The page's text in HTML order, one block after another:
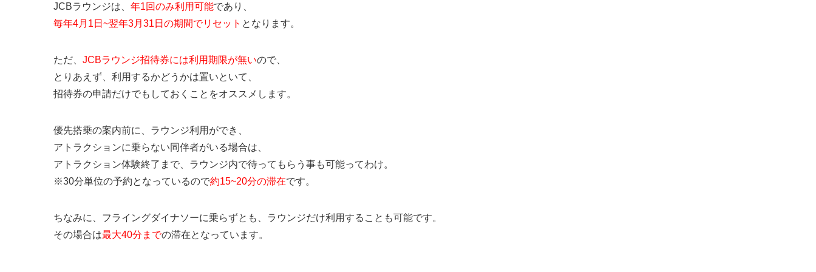
JCBラウンジは、 年1回のみ利用可能であり、
毎年4月1日~翌年3月31日の期間でリセット となります。
ただ、 JCBラウンジ招待券には利用期限が無いので、
とりあえず、利用するかどうかは置いといて、
招待券の申請だけでもしておくことをオススメします。
優先搭乗の案内前に、ラウンジ利用ができ、
アトラクションに乗らない同伴者がいる場合は、
アトラクション体験終了まで、ラウンジ内で待ってもらう事も可能ってわけ。
※30分単位の予約となっているので約15~20分の滞在です。
ちなみに、フライングダイナソーに乗らずとも、ラウンジだけ利用することも可能です。
その場合は最大40分までの滞在となっています。